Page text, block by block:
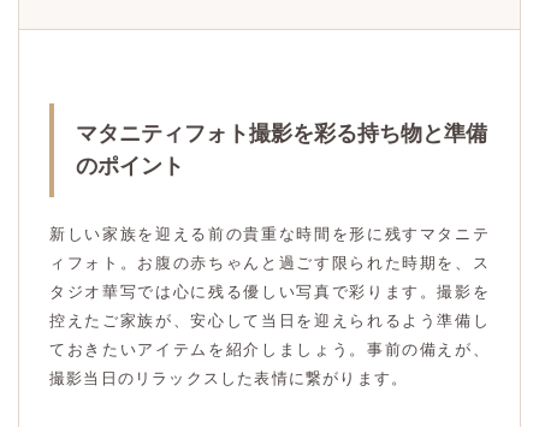
マタニティフォト撮影を彩る持ち物と準備
のポイント
新しい家族を迎える前の貴重な時間を形に残すマタニテ
ィフォト。お腹の赤ちゃんと過ごす限られた時期を、ス
タジオ華写では心に残る優しい写真で彩ります。撮影を
控えたご家族が、安心して当日を迎えられるよう準備し
ておきたいアイテムを紹介しましょう。事前の備えが、
撮影当日のリラックスした表情に繋がります。